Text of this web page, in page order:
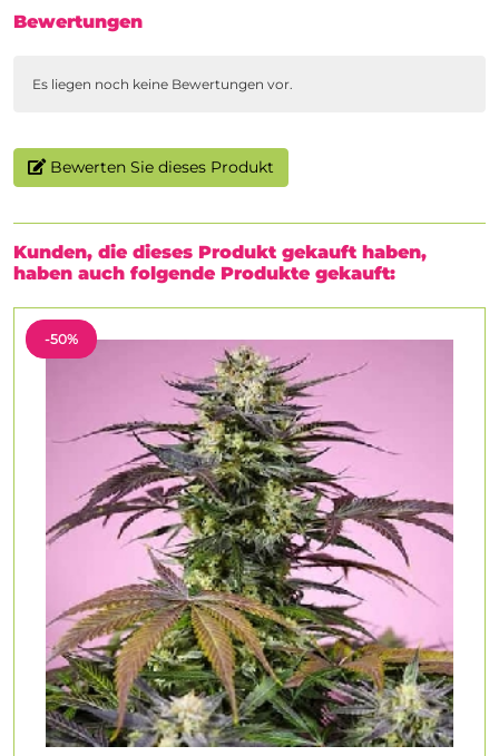
Bewertungen
Es liegen noch keine Bewertungen vor.
Bewerten Sie dieses Produkt
Kunden, die dieses Produkt gekauft haben,
haben auch folgende Produkte gekauft:
-50%